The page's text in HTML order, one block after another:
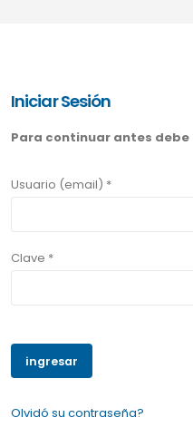
Iniciar Sesión
Para continuar antes debe
Usuario (email) *
Clave *
Olvidó su contraseña?